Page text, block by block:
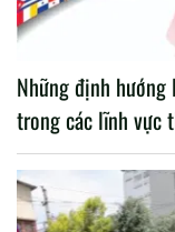
Những định
trong các lĩnh vực